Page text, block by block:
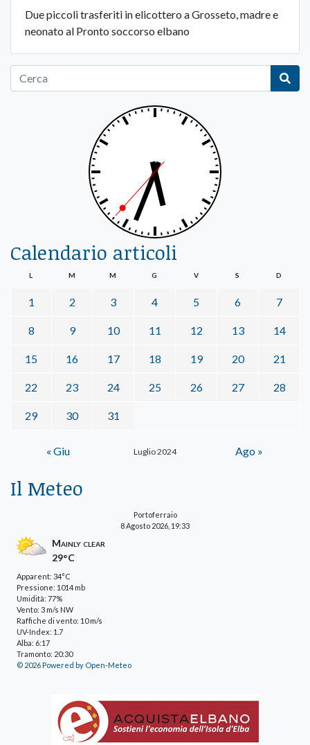
Due piccoli trasferiti in elicottero a Grosseto, madre e
neonato al Pronto soccorso elbano
Calendario articoli
Luglio 2024
L M M G V S D
1 2 3 4 5 6 7
8 9 10 11 12 13 14
15 16 17 18 19 20 21
22 23 24 25 26 27 28
29 30 31
« Giu Ago »
Il Meteo
Portoferraio
8 Agosto 2026, 19:33
Mainly clear
29°C
Apparent: 34°C
Pressione: 1014 mb
Umidità: 77%
Vento: 3 m/s NW
Raffiche di vento: 10 m/s
UV-Index: 1.7
Alba: 6:17
Tramonto: 20:30
© 2026 Powered by Open-Meteo